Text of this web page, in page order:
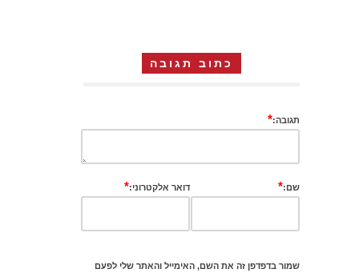
כתוב תגובה
תגובה:*
שם:* דואר אלקטרוני:*
שמור בדפדפן זה את השם, האימייל והאתר שלי לפעם